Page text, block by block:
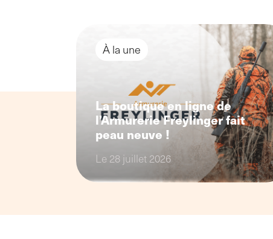
À la une
La boutique en ligne de
l’Armurerie Freylinger fait
peau neuve !
Le 28 juillet 2026